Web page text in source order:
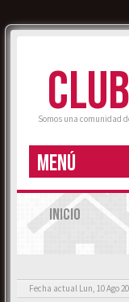
Somos una comunidad
MENÚ
INICIO
Fecha actual Lun, 10 Ago